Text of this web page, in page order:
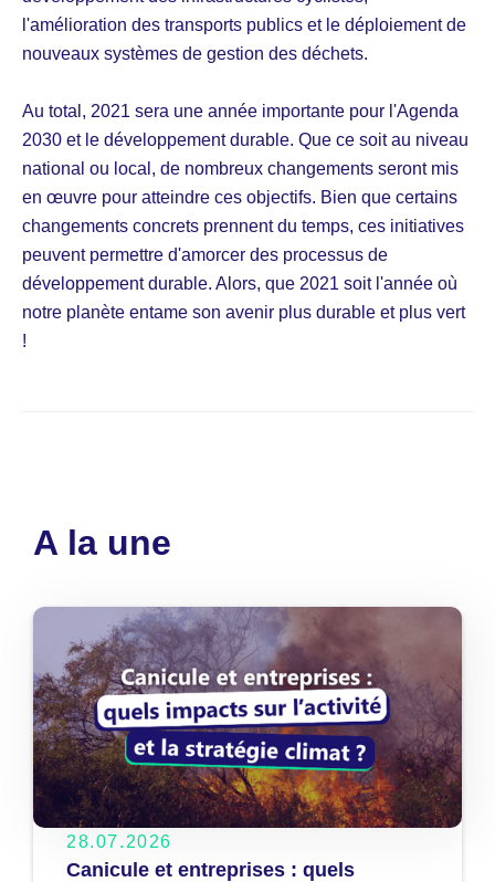
l'amélioration des transports publics et le déploiement de
nouveaux systèmes de gestion des déchets.
Au total, 2021 sera une année importante pour l'Agenda
2030 et le développement durable. Que ce soit au niveau
national ou local, de nombreux changements seront mis
en œuvre pour atteindre ces objectifs. Bien que certains
changements concrets prennent du temps, ces initiatives
peuvent permettre d'amorcer des processus de
développement durable. Alors, que 2021 soit l'année où
notre planète entame son avenir plus durable et plus vert
!
A la une
28.07.2026
Canicule et entreprises : quels